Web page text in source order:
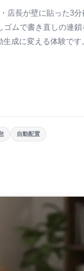
店長が壁に貼った3
ゴムで書き直しの連
成に変える体験です
自動配置